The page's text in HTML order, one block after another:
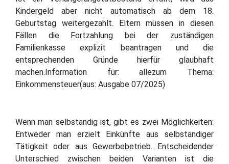
Kindergeld aber nicht automatisch ab dem 18.
Geburtstag weitergezahlt. Eltern müssen in diesen
Fällen die Fortzahlung bei der zuständigen
Familienkasse explizit beantragen und die
entsprechenden Gründe hierfür glaubhaft
machen.Information für: allezum Thema:
Einkommensteuer(aus: Ausgabe 07/2025)
Wenn man selbständig ist, gibt es zwei Möglichkeiten:
Entweder man erzielt Einkünfte aus selbständiger
Tätigkeit oder aus Gewerbebetrieb. Entscheidender
Unterschied zwischen beiden Varianten ist die